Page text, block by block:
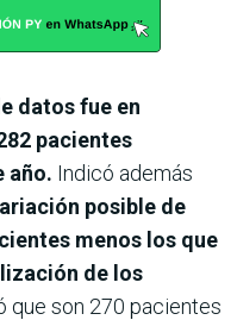
datos fue en
pacientes
año. Indicó además
posible de
menos los que
de los
que son 270 pacientes